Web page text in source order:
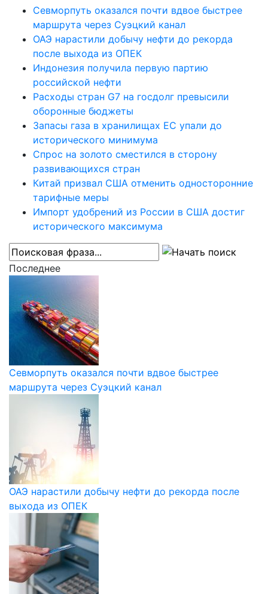
Севморпуть оказался почти вдвое быстрее
маршрута через Суэцкий канал
ОАЭ нарастили добычу нефти до рекорда
после выхода из ОПЕК
Индонезия получила первую партию
российской нефти
Расходы стран G7 на госдолг превысили
оборонные бюджеты
Запасы газа в хранилищах ЕС упали до
исторического минимума
Спрос на золото сместился в сторону
развивающихся стран
Китай призвал США отменить односторонние
тарифные меры
Импорт удобрений из России в США достиг
исторического максимума
Последнее
Севморпуть оказался почти вдвое быстрее
маршрута через Суэцкий канал
ОАЭ нарастили добычу нефти до рекорда после
выхода из ОПЕК